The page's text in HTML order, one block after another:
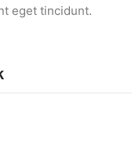
eget tincidunt.